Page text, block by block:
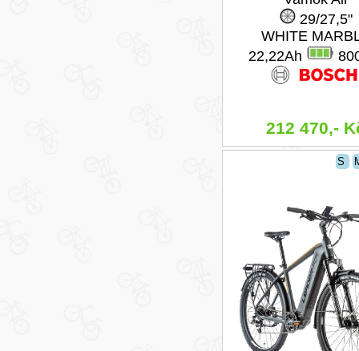
29/27,5"
WHITE
22,22Ah
212 470,-
S